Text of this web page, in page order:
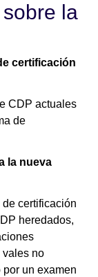
la
certificación
CDP actuales
de
la nueva
certificación
heredados,
vales no
un examen